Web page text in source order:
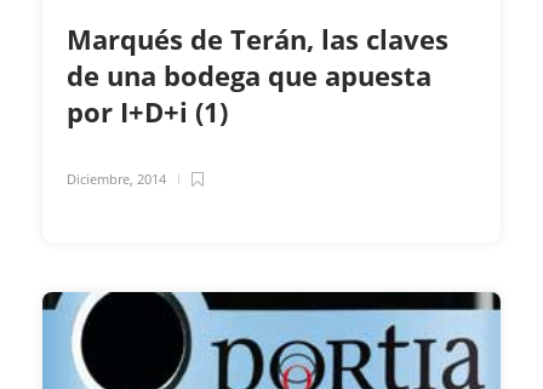
Marqués de Terán, las claves
de una bodega que apuesta
por I+D+i (1)
Diciembre, 2014